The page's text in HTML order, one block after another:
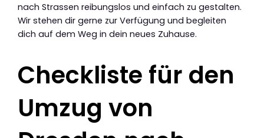
nach Strassen reibungslos und einfach zu gestalten.
Wir stehen dir gerne zur Verfügung und begleiten
dich auf dem Weg in dein neues Zuhause.
Checkliste für den
Umzug von